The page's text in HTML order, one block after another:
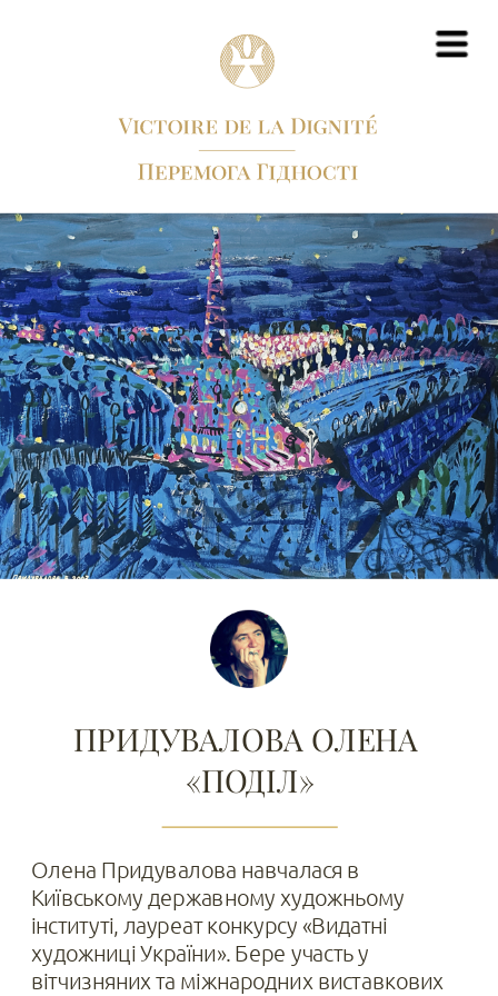
ПРИДУВАЛОВА ОЛЕНА
«ПОДІЛ»
Олена Придувалова навчалася в
Київському державному художньому
інституті, лауреат конкурсу «Видатні
художниці України». Бере участь у
вітчизняних та міжнародних виставкових